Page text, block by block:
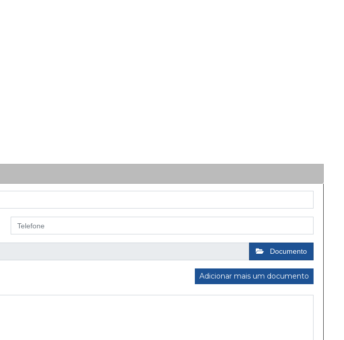
Documento
Adicionar mais um documento